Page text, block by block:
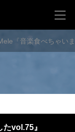
『音楽食べちゃい
vol.75』